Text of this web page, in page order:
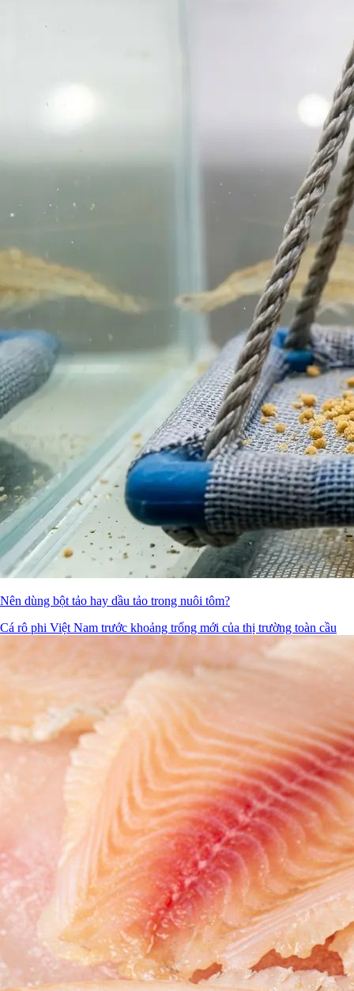
Nên dùng bột tảo hay dầu tảo trong nuôi tôm?
Cá rô phi Việt Nam trước khoảng trống mới của thị trường toàn cầu